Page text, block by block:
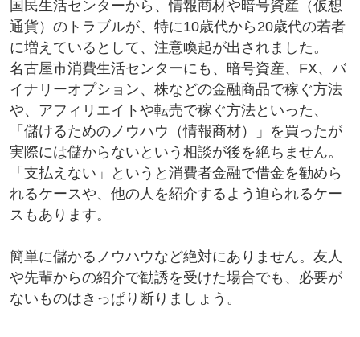
国民生活センターから、情報商材や暗号資産（仮想
通貨）のトラブルが、特に10歳代から20歳代の若者
に増えているとして、注意喚起が出されました。
名古屋市消費生活センターにも、暗号資産、FX、バ
イナリーオプション、株などの金融商品で稼ぐ方法
や、アフィリエイトや転売で稼ぐ方法といった、
「儲けるためのノウハウ（情報商材）」を買ったが
実際には儲からないという相談が後を絶ちません。
「支払えない」というと消費者金融で借金を勧めら
れるケースや、他の人を紹介するよう迫られるケー
スもあります。
簡単に儲かるノウハウなど絶対にありません。友人
や先輩からの紹介で勧誘を受けた場合でも、必要が
ないものはきっぱり断りましょう。